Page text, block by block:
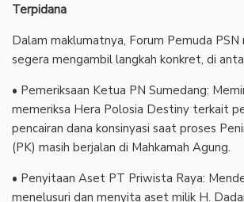
Terpidana
Dalam maklumatnya, Forum Pemuda PSN
segera mengambil langkah konkret, di
• Pemeriksaan Ketua PN Sumedang:
memeriksa Hera Polosia Destiny terkait
pencairan dana konsinyasi saat proses
(PK) masih berjalan di Mahkamah Agung.
• Penyitaan Aset PT Priwista Raya:
menelusuri dan menyita aset milik H.